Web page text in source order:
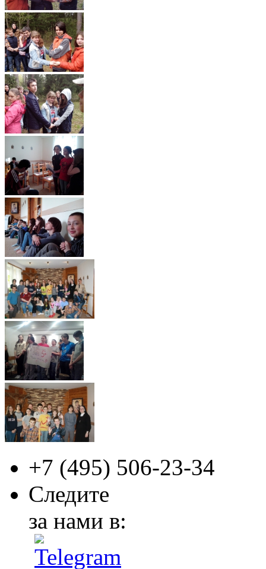
+7 (495) 506-23-34
Следите
за нами в: